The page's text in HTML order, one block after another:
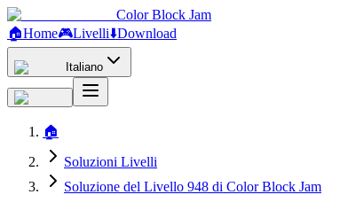
Color Block Jam
🏠Home🎮Livelli⬇️Download
Italiano
🏠
Soluzioni Livelli
Soluzione del Livello 948 di Color Block Jam